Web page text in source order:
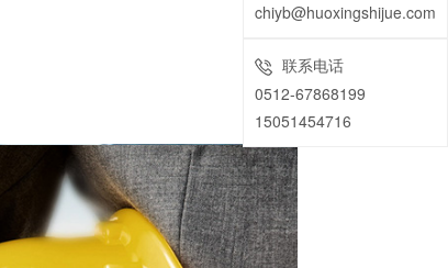
chiyb@huoxingshijue.com
联系电话
0512-67868199
15051454716